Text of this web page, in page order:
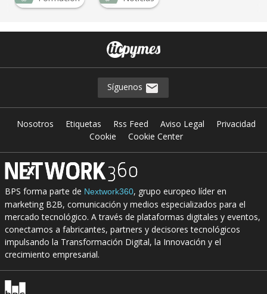
Síguenos
Nosotros Etiquetas Rss Feed Aviso Legal
Privacidad
Cookie
Cookie Center
BPS forma parte de Nextwork360, grupo europeo líder en
marketing B2B, comunicación y medios especializados para el
mercado tecnológico. A través de plataformas digitales y eventos,
conectamos a fabricantes, partners y decisores tecnológicos
impulsando la Transformación Digital, la Innovación y el
crecimiento empresarial.